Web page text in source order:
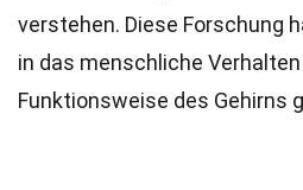
verstehen. Diese Forschung
in das menschliche Verhalten
Funktionsweise des Gehirns